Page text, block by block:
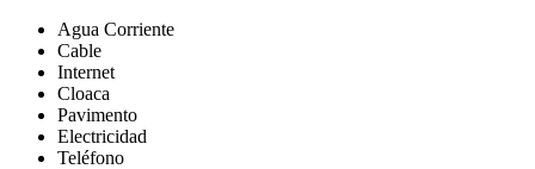
Agua Corriente
Cable
Internet
Cloaca
Pavimento
Electricidad
Teléfono